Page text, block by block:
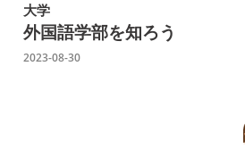
大学
外国語学部を知ろう
2023-08-30